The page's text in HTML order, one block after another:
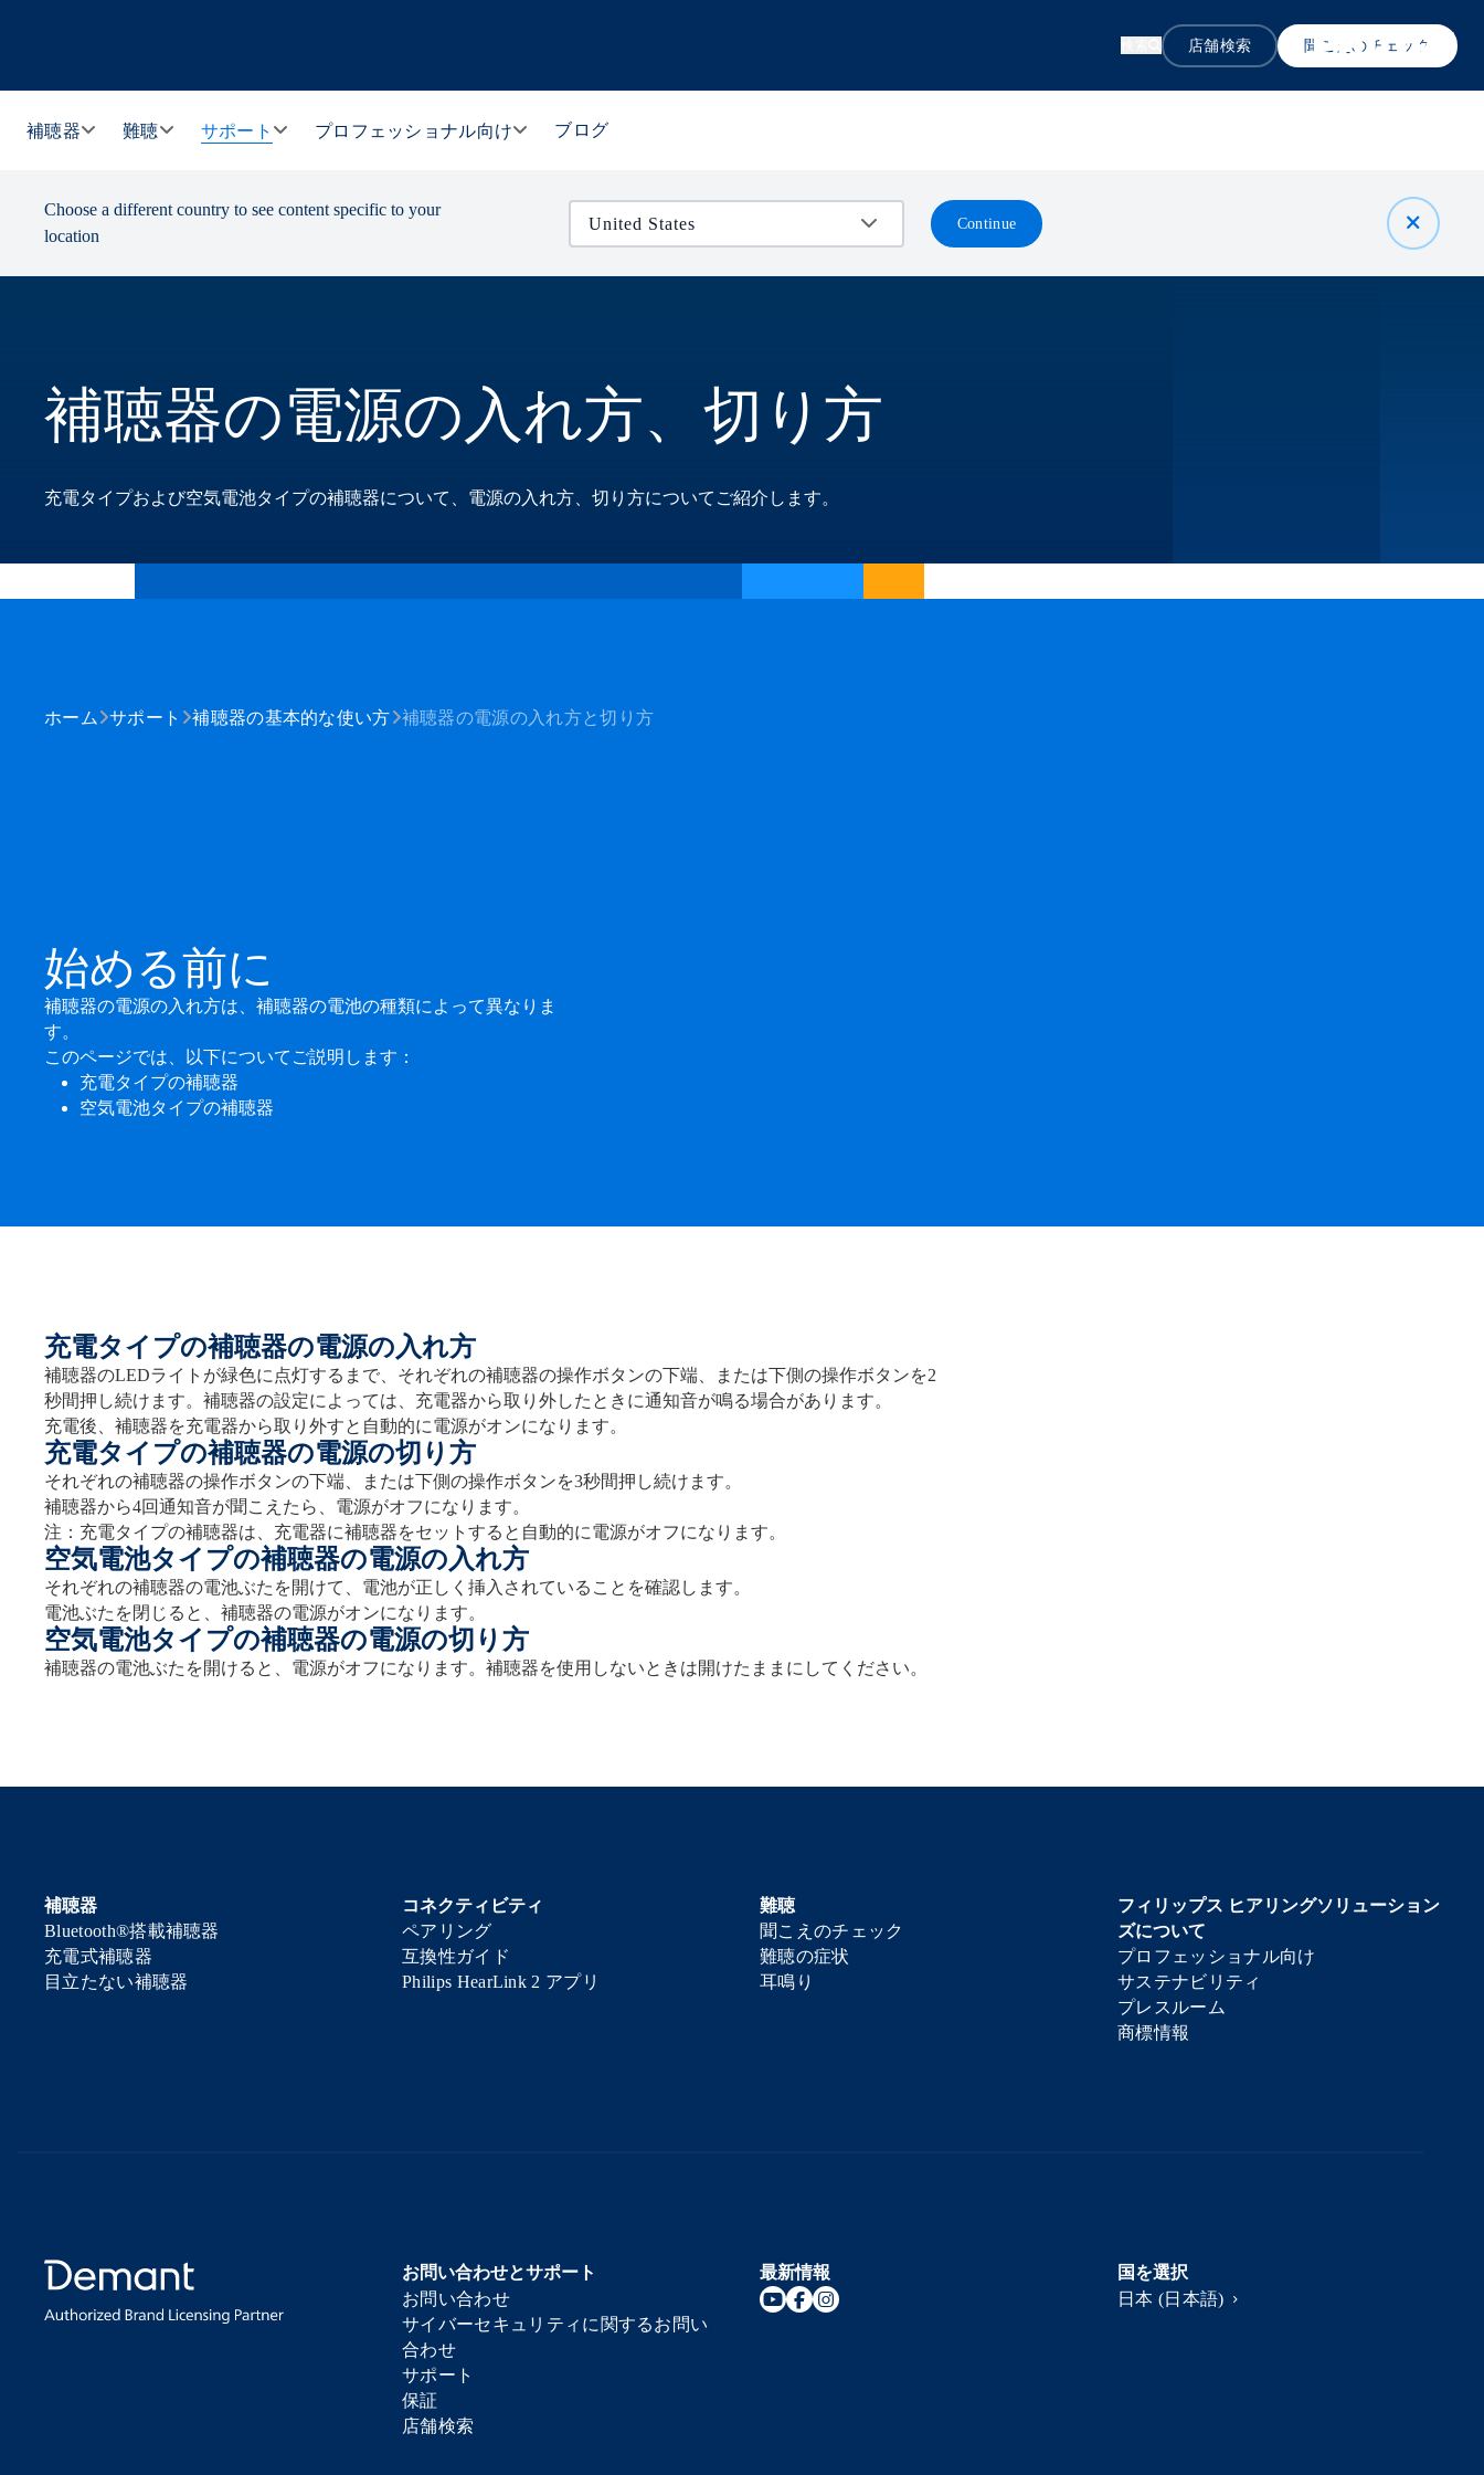
店舗検索 聞こえのチェック
補聴器 難聴 サポート プロフェッショナル向け ブログ
Choose a different country to see content specific to your
location
Continue
補聴器の電源の入れ方、切り方
充電タイプおよび空気電池タイプの補聴器について、電源の入れ方、切り方についてご紹介します。
ホーム サポート 補聴器の基本的な使い方 補聴器の電源の入れ方と切り方
始める前に
補聴器の電源の入れ方は、補聴器の電池の種類によって異なりま
す。
このページでは、以下についてご説明します：
充電タイプの補聴器
空気電池タイプの補聴器
充電タイプの補聴器の電源の入れ方
補聴器のLEDライトが緑色に点灯するまで、それぞれの補聴器の操作ボタンの下端、または下側の操作ボタンを2
秒間押し続け ます。 補聴器の設定によっては、充電器から取り外したときに通知音が鳴る場合があります。
充電後、補聴器を充電器から取り外すと自動的に電源がオンになります。
充電タイプの補聴器の電源の切り方
それぞれの補聴器の操作ボタンの下端、または下側の操作ボタンを3秒間押し続けます。
補聴器から4回通知音が聞こえたら、電源がオフになります。
注：充電タイプの補聴器は、充電器に補聴器をセットすると自動的に電源がオフになります。
空気電池タイプの補聴器の電源の入れ方
それぞれの補聴器の電池ぶたを開けて、電池が正しく挿入されていることを確認します。
電池ぶたを閉じると、補聴器の電源がオンになります。
空気電池タイプの補聴器の電源の切り方
補聴器の電池ぶたを開けると、電源がオフになります。補聴器を使用しないときは開けたままにしてください。
補聴器
Bluetooth®搭載補聴器
充電式補聴器
目立たない補聴器
コネクティビティ
ペアリング
互換性ガイド
Philips HearLink 2 アプリ
難聴
聞こえのチェック
難聴の症状
耳鳴り
フィリップス ヒアリングソリューション
ズについて
プロフェッショナル向け
サステナビリティ
プレスルーム
商標情報
お問い合わせとサポート
お問い合わせ
サイバーセキュリティに関するお問い
合わせ
サポート
保証
店舗検索
最新情報
国を選択
日本 (日本語)